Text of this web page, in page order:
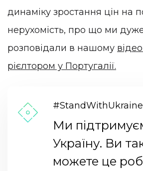
динаміку зростання цін на
нерухомість, про що ми
розповідали в нашому
рієлтором у Португалії.
#StandWithUkraine
Ми
Україну. Ви
можете це